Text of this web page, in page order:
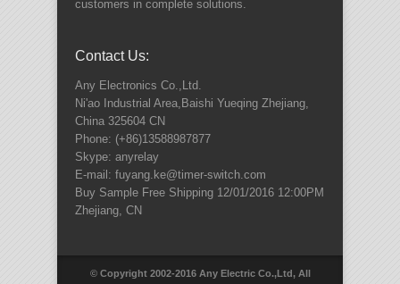
customers in complete solutions.
Contact Us:
Any Electronics Co.,Ltd.
Ni'ao Industrial Area,Baishi Yueqing Zhejiang
China 325604 CN
Phone: (+86)13588987877
Skype: anyrelay
E-mail: fuyang.ke@timer-switch.com
Buy Sample Free Shipping 12/01/2016 12:00PM
Zhejiang CN
© Copyright 2002-2016 Any Electric Co.,Ltd, All